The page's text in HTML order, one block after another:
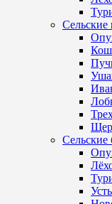
Сельские
Сельские